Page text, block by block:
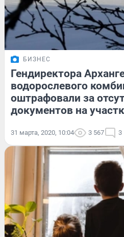
БИЗНЕС
Гендиректора
водорослевого
оштрафовали за
документов на
31 марта, 2020, 10:04 3 567 3